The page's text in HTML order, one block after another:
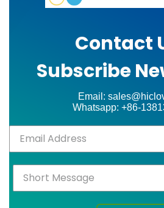
Contact
Subscribe
Email:
Whatsapp: +86-